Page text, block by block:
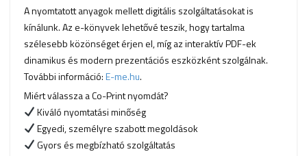
A nyomtatott anyagok mellett digitális szolgáltatásokat is
kínálunk. Az e-könyvek lehetővé teszik, hogy tartalma
szélesebb közönséget érjen el, míg az interaktív PDF-ek
dinamikus és modern prezentációs eszközként szolgálnak.
További információ:E-me.hu.
Miért válassza a Co-Print nyomdát?
Kiváló nyomtatási minőség
Egyedi, személyre szabott megoldások
Gyors és megbízható szolgáltatás